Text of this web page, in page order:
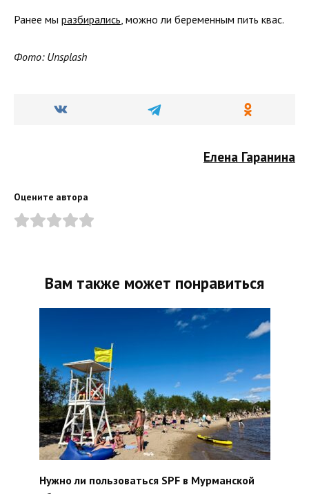
Ранее мы разбирались , можно ли беременным пить квас.
Фото: Unsplash
Елена Гаранина
Оцените автора
Вам также может понравиться
Нужно ли пользоваться SPF в Мурманской